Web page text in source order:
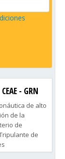
- GRN
de alto
de la
de
de
con